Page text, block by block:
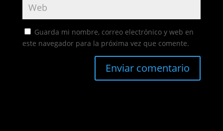
Guarda mi nombre, correo electrónico y web en
este navegador para la próxima vez que comente.